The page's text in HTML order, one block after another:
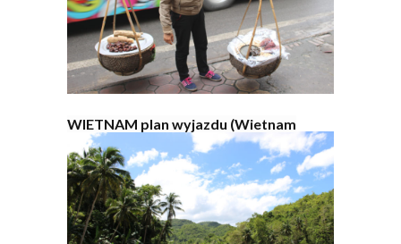
WIETNAM plan wyjazdu (Wietnam